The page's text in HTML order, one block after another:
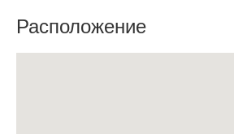
Расположение